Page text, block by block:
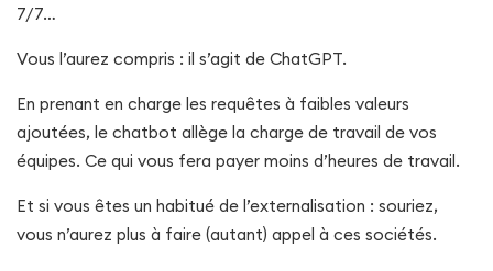
7/7…
Vous l’aurez compris : il s’agit de ChatGPT.
En prenant en charge les requêtes à faibles valeurs
ajoutées, le chatbot allège la charge de travail de vos
équipes. Ce qui vous fera payer moins d’heures de travail.
Et si vous êtes un habitué de l’externalisation : souriez,
vous n’aurez plus à faire (autant) appel à ces sociétés.